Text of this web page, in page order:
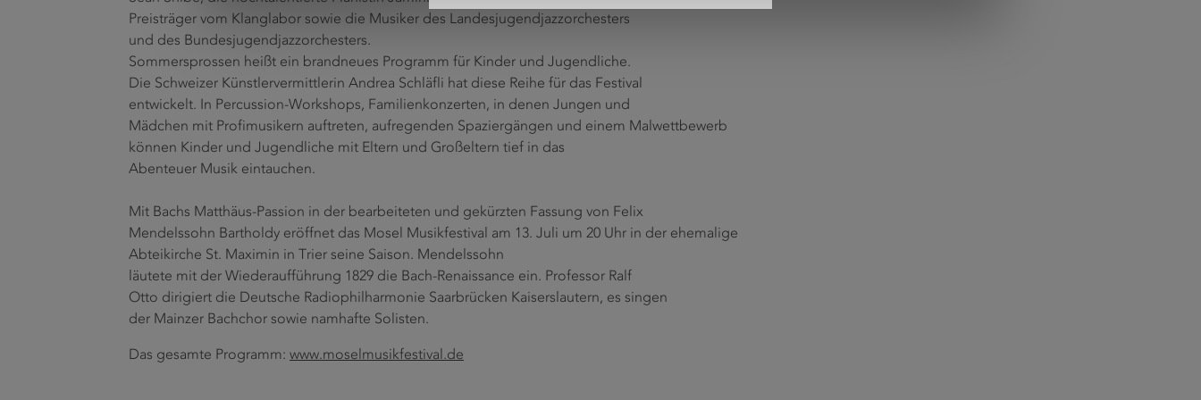
Preisträger vom Klanglabor sowie die Musiker des Landesjugendjazzorchesters
und des Bundesjugendjazzorchesters.
Sommersprossen heißt ein brandneues Programm für Kinder und Jugendliche.
Die Schweizer Künstlervermittlerin Andrea Schläfli hat diese Reihe für das Festival
entwickelt. In Percussion-Workshops, Familienkonzerten, in denen Jungen und
Mädchen mit Profimusikern auftreten, aufregenden Spaziergängen und einem Malwettbewerb
können Kinder und Jugendliche mit Eltern und Großeltern tief in das
Abenteuer Musik eintauchen.
Mit Bachs Matthäus-Passion in der bearbeiteten und gekürzten Fassung von Felix
Mendelssohn Bartholdy eröffnet das Mosel Musikfestival am 13. Juli um 20 Uhr in der ehemalige
Abteikirche St. Maximin in Trier seine Saison. Mendelssohn
läutete mit der Wiederaufführung 1829 die Bach-Renaissance ein. Professor Ralf
Otto dirigiert die Deutsche Radiophilharmonie Saarbrücken Kaiserslautern, es singen
der Mainzer Bachchor sowie namhafte Solisten.
Das gesamte Programm: www.moselmusikfestival.de